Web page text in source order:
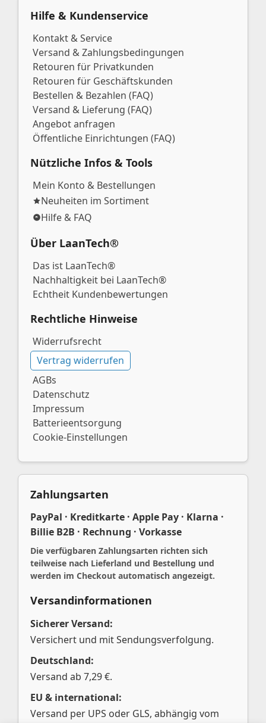
Hilfe & Kundenservice
Kontakt & Service
Versand & Zahlungsbedingungen
Retouren für Privatkunden
Retouren für Geschäftskunden
Bestellen & Bezahlen (FAQ)
Versand & Lieferung (FAQ)
Angebot anfragen
Öffentliche Einrichtungen (FAQ)
Nützliche Infos & Tools
Mein Konto & Bestellungen
Neuheiten im Sortiment
Hilfe & FAQ
Über LaanTech®
Das ist LaanTech®
Nachhaltigkeit bei LaanTech®
Echtheit Kundenbewertungen
Rechtliche Hinweise
Widerrufsrecht
Vertrag widerrufen
AGBs
Datenschutz
Impressum
Batterieentsorgung
Cookie-Einstellungen
Zahlungsarten
PayPal · Kreditkarte · Apple Pay · Klarna ·
Billie B2B · Rechnung · Vorkasse
Die verfügbaren Zahlungsarten richten sich
teilweise nach Lieferland und Bestellung und
werden im Checkout automatisch angezeigt.
Versandinformationen
Sicherer Versand:
Versichert und mit Sendungsverfolgung.
Deutschland:
Versand ab 7,29 €.
EU & international:
Versand per UPS oder GLS, abhängig vom